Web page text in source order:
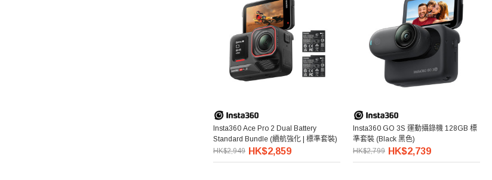
Insta360 Ace Pro 2 Dual Battery
Standard Bundle (續航強化 | 標準套裝)
HK$2,949 HK$2,859
Insta360 GO 3S 運動攝錄機 128GB 標
準套裝 (Black 黑色)
HK$2,799 HK$2,739